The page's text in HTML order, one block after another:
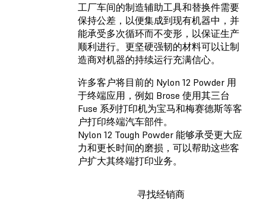
工厂车间的制造辅助工具和替换件需要
保持公差，以便集成到现有机器中，并
能承受多次循环而不变形，以保证生产
顺利进行。更坚硬强韧的材料可以让制
造商对机器的持续运行充满信心。
许多客户将目前的 Nylon 12 Powder 用
于终端应用，例如 Brose 使用其三台
Fuse 系列打印机为宝马和梅赛德斯等客
户打印终端汽车部件。
Nylon 12 Tough Powder 能够承受更大应
力和更长时间的磨损，可以帮助这些客
户扩大其终端打印业务。
寻找经销商